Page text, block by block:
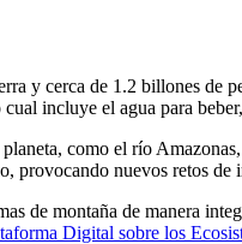
y cerca de 1.2 billones de
incluye el agua para
como el río
nuevos retos
de montaña de manera
Digital sobre los